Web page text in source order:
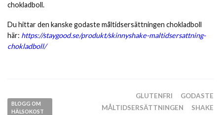
chokladboll.
Du hittar den kanske godaste måltidsersättningen chokladboll
här: https://staygood.se/produkt/skinnyshake-maltidsersattning-
chokladboll/
BLOGG OM
HÄLSOKOST
GLUTENFRI
GODASTE
MÅLTIDSERSÄTTNINGEN
SHAKE